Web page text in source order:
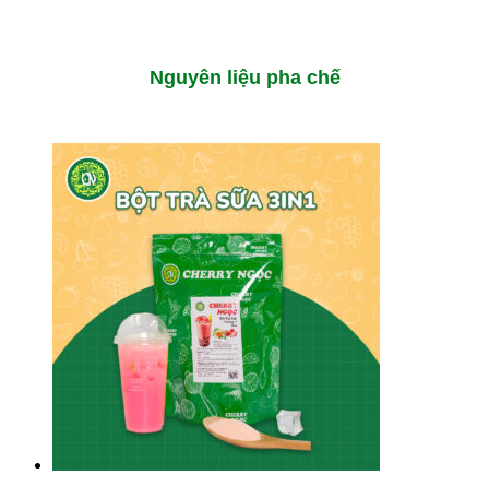
Nguyên liệu pha chế